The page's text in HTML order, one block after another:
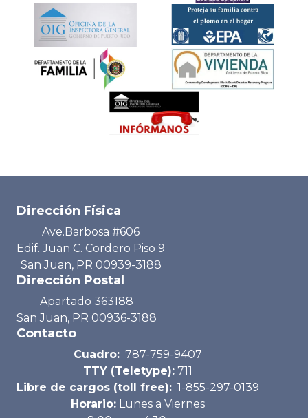
Dirección Física
Ave.Barbosa #606
Edif. Juan C. Cordero Piso 9
San Juan, PR 00939-3188
Dirección Postal
Apartado 363188
San Juan, PR 00936-3188
Contacto
Cuadro: 787-759-9407
TTY (Teletype): 711
Libre de cargos (toll free): 1-855-297-0139
Horario: Lunes a Viernes